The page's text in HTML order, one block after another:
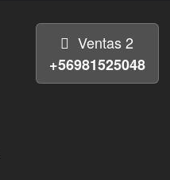
Ventas 2
+56981525048